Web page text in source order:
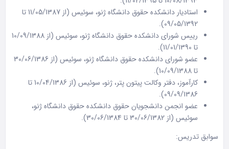
استادیار دانشکده حقوق دانشگاه ژنو، سوئیس (از 11/05/1387 تا
09/05/1392).
رییس شورای دانشکده حقوق دانشگاه ژنو، سوئیس (از 10/09/1388
تا 11/01/1390).
عضو شورای دانشکده حقوق دانشگاه ژنو، سوئیس (از 30/06/1386
تا 10/09/1388).
کارآموز، دفتر وکالت پیتون پتر، ژنو، سوئیس (از 10/04/1386 تا
09/09/1386).
عضو انجمن دانشجویان حقوق دانشکده حقوق دانشگاه ژنو،
سوئیس (از 30/06/1382 تا 30/06/1384).
سوابق تدریس: